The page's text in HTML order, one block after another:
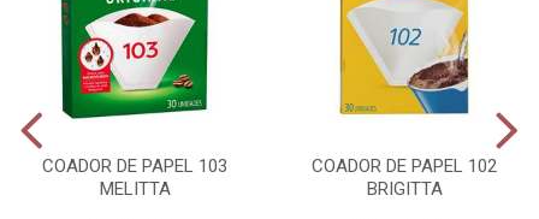
COADOR DE PAPEL 103
MELITTA
COADOR DE PAPEL 102
BRIGITTA